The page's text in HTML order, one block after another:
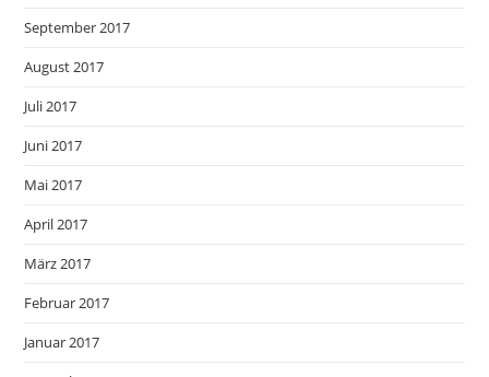
September 2017
August 2017
Juli 2017
Juni 2017
Mai 2017
April 2017
März 2017
Februar 2017
Januar 2017